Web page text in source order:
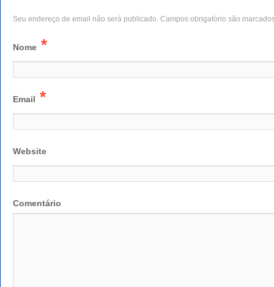
Seu endereço de email não será publicado. Campos obrigatório são
Nome *
Email *
Website
Comentário